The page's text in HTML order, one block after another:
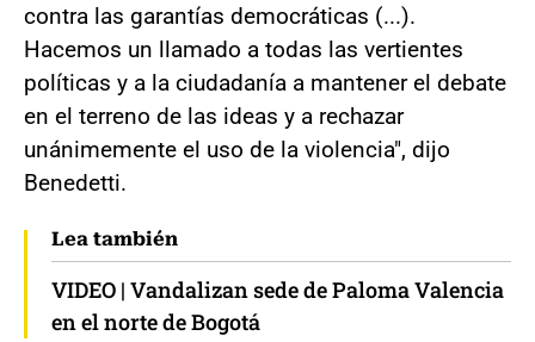
contra las garantías democráticas (...).
Hacemos un llamado a todas las vertientes
políticas y a la ciudadanía a mantener el debate
en el terreno de las ideas y a rechazar
unánimemente el uso de la violencia", dijo
Benedetti.
Lea también
VIDEO | Vandalizan sede de Paloma Valencia
en el norte de Bogotá